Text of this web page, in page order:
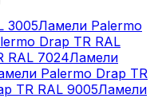
3005Ламели Palermo
Drap TR RAL
RAL 7024Ламели
Palermo Drap TR
TR RAL 9005Ламели